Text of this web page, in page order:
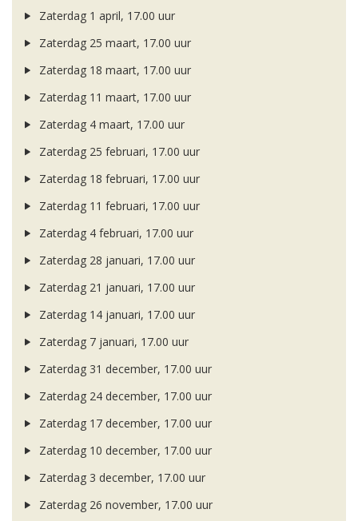
Zaterdag 1 april, 17.00 uur
Zaterdag 25 maart, 17.00 uur
Zaterdag 18 maart, 17.00 uur
Zaterdag 11 maart, 17.00 uur
Zaterdag 4 maart, 17.00 uur
Zaterdag 25 februari, 17.00 uur
Zaterdag 18 februari, 17.00 uur
Zaterdag 11 februari, 17.00 uur
Zaterdag 4 februari, 17.00 uur
Zaterdag 28 januari, 17.00 uur
Zaterdag 21 januari, 17.00 uur
Zaterdag 14 januari, 17.00 uur
Zaterdag 7 januari, 17.00 uur
Zaterdag 31 december, 17.00 uur
Zaterdag 24 december, 17.00 uur
Zaterdag 17 december, 17.00 uur
Zaterdag 10 december, 17.00 uur
Zaterdag 3 december, 17.00 uur
Zaterdag 26 november, 17.00 uur